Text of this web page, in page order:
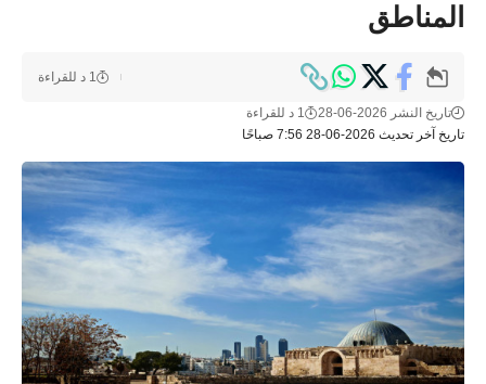
المناطق
تاريخ آخر تحديث 2026-06-28 7:56 صباحًا
تاريخ النشر 2026-06-28 1 د للقراءة
1 د للقراءة